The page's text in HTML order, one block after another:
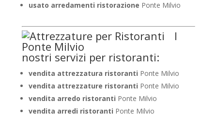
usato arredamenti ristorazione Ponte Milvio
I
nostri servizi per ristoranti:
vendita attrezzatura ristoranti Ponte Milvio
vendita attrezzature ristoranti Ponte Milvio
vendita arredo ristoranti Ponte Milvio
vendita arredi ristoranti Ponte Milvio